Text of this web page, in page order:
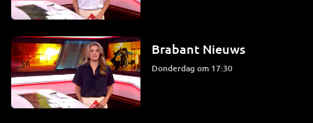
Brabant Nieuws
donderdag om 17:30